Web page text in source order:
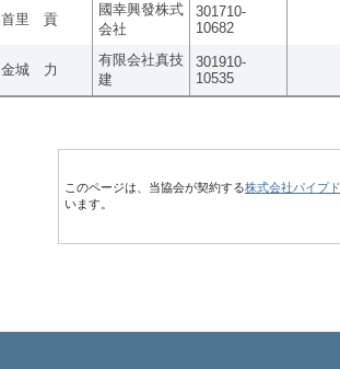
首里 貢
國幸興發株式
会社
301710-
10682
金城 力
有限会社真技
建
301910-
10535
このページは、当協会が契約する株式会社パイプ
います。